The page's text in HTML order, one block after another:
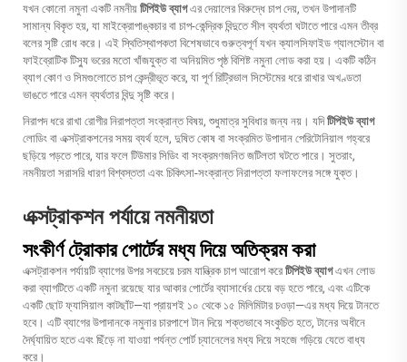
যখন কোনো নমুনা একটি নমনীয় টিপিইউ ব্যাগএর দেয়ালের বিরুদ্ধে চাপ দেয়, তখন উপাদানটি
সামান্য বিকৃত হয়, যা মাইক্রোপাঙ্কচার বা চাপ-কেন্দ্রিক বিন্দুতে সীল ব্যর্থতা ঘটাতে পারে এমন তীব্র
বলের সৃষ্টি রোধ করে। এই স্থিতিস্থাপকতা বিশেষভাবে গুরুত্বপূর্ণ যখন ক্যালসিফাইড গ্যালস্টোন বা
ফাইব্রোটিক টিস্যু ভরের মতো খাঁজযুক্ত বা অনিয়মিত পৃষ্ঠ বিশিষ্ট নমুনা লোড করা হয়। একটি কঠিন
ব্যাগ কোণ ও সিমগুলোতে চাপ কেন্দ্রীভূত করে, যা পূর্ণ রিট্রিভাল সিস্টেমের ধরে রাখার অখণ্ডতা
ভাঙতে পারে এমন ব্যর্থতার বিন্দু সৃষ্টি করে।
নিরাপদ ধরে রাখা রোগীর নিরাপত্তা সংক্রান্ত বিষয়, শুধুমাত্র সুবিধার জন্য নয়। যদিটিপিইউ ব্যাগ
লোডিং বা এক্সট্রাকশনের সময় ব্যর্থ হলে, দুষিত কোষ বা সংক্রমিত উপাদান পেরিটোনিয়াল গহ্বরে
ছড়িয়ে পড়তে পারে, যার ফলে টিউমার সিডিং বা সংক্রমণজনিত জটিলতা ঘটতে পারে। সুতরাং,
নমনীয়তা সরাসরি ধারণ বিশ্বস্ততা এবং চিকিৎসা-সংক্রান্ত নিরাপত্তা ফলাফলের সঙ্গে যুক্ত।
এক্সট্রাকশন পর্যায়ে নমনীয়তা
সংকীর্ণ ট্রোকার পোর্টের মধ্য দিয়ে অতিক্রম করা
এক্সট্রাকশন পর্যায়টি ব্যাগের উপর সবচেয়ে চরম যান্ত্রিক চাপ আরোপ করে টিপিইউ ব্যাগএখন লোড
করা ব্যাগটিতে একটি নমুনা রয়েছে যার আকার পোর্টের ব্যাসার্ধের চেয়ে বড় হতে পারে, এবং এটিকে
একটি ছোট ফ্যাসিয়াল কাটছাঁট—যা প্রায়শই ১০ থেকে ১৫ মিলিমিটার চওড়া—এর মধ্য দিয়ে টানতে
হবে। এটি ব্যাগের উপাদানকে নমুনার চারপাশে টান দিয়ে শক্তভাবে সংকুচিত হতে, টানের অধীনে
দৈর্ঘ্যায়িত হতে এবং ছিঁড়ে না যাওয়া পর্যন্ত পোর্ট চ্যানেলের মধ্য দিয়ে সহজে গড়িয়ে যেতে বাধ্য
করে।